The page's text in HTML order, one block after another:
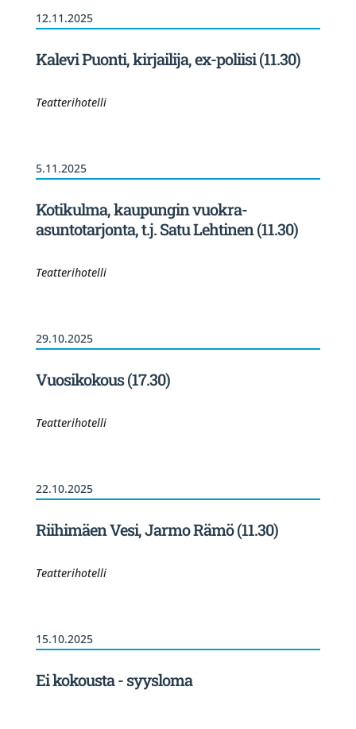
12.11.2025
Kalevi Puonti, kirjailija, ex-poliisi (11.30)
Teatterihotelli
5.11.2025
Kotikulma, kaupungin vuokra-
asuntotarjonta, t.j. Satu Lehtinen (11.30)
Teatterihotelli
29.10.2025
Vuosikokous (17.30)
Teatterihotelli
22.10.2025
Riihimäen Vesi, Jarmo Rämö (11.30)
Teatterihotelli
15.10.2025
Ei kokousta - syysloma